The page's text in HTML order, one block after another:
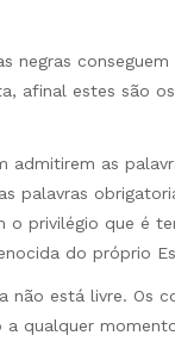
negras conseguem
afinal estes são
admitirem as
palavras
o privilégio que é
do próprio
não está livre. Os
qualquer